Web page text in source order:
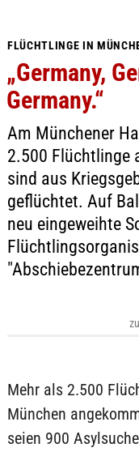
FLÜCHTLINGE IN
„Germany,
Germany.“
Am Münchener
2.500 Flüchtlinge
sind aus
geflüchtet. Auf
neu eingeweihte
Mehr als 2.500
München
seien 900